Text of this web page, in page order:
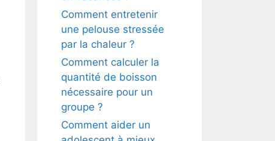
Comment entretenir
une pelouse stressée
par la chaleur ?
Comment calculer la
quantité de boisson
nécessaire pour un
groupe ?
Comment aider un